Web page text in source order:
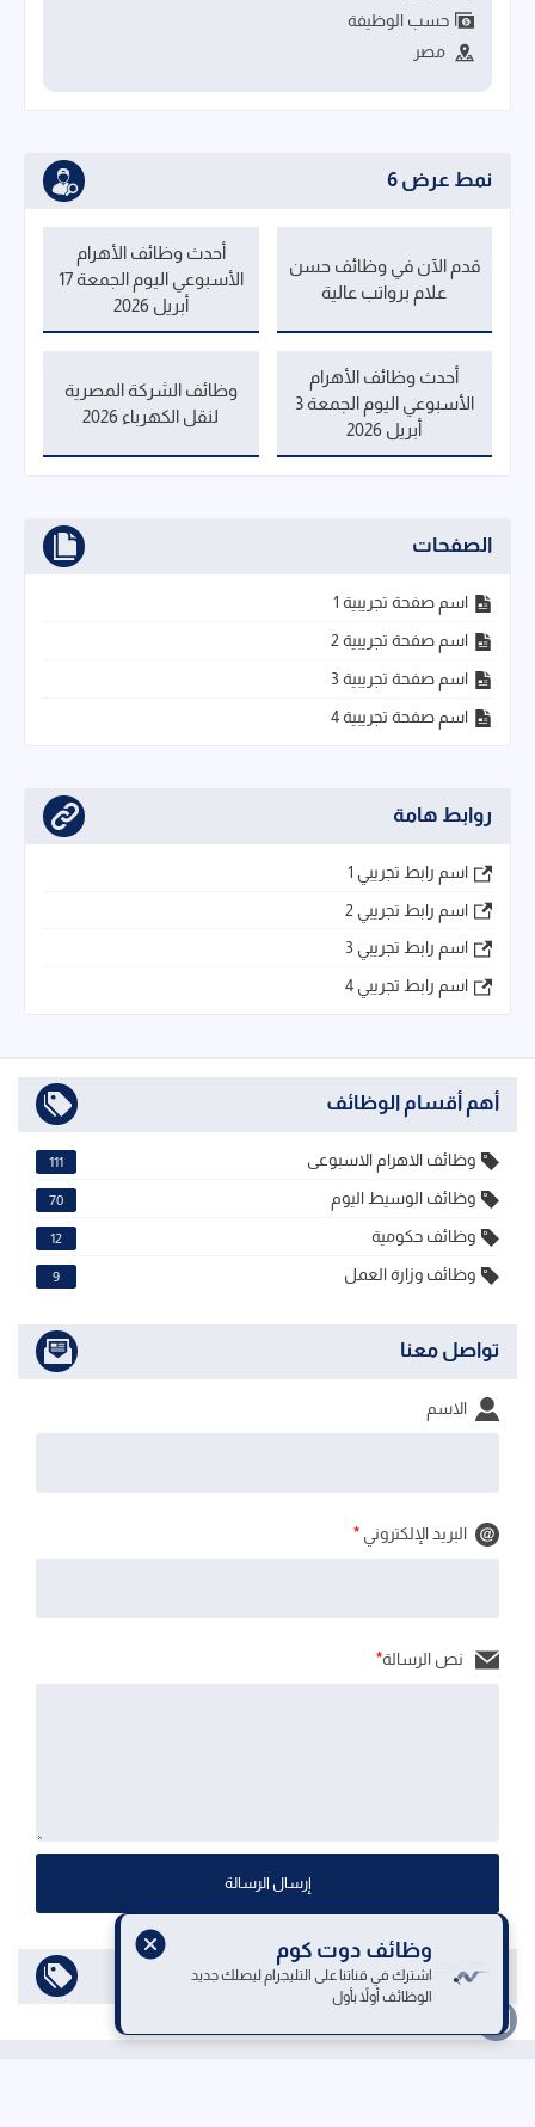
وظائف دوت كوم
اشترك في قناتنا على التليجرام ليصلك جديد
الوظائف أولاً بأول
حسب الوظيفة
مصر
نمط عرض 6
قدم الآن في وظائف حسن
علام برواتب عالية
أحدث وظائف الأهرام
الأسبوعي اليوم الجمعة 17
أبريل 2026
أحدث وظائف الأهرام
الأسبوعي اليوم الجمعة 3
أبريل 2026
وظائف الشركة المصرية
لنقل الكهرباء 2026
الصفحات
اسم صفحة تجريبية 1
اسم صفحة تجريبية 2
اسم صفحة تجريبية 3
اسم صفحة تجريبية 4
روابط هامة
اسم رابط تجريبي 1
اسم رابط تجريبي 2
اسم رابط تجريبي 3
اسم رابط تجريبي 4
أهم أقسام الوظائف
وظائف الاهرام الاسبوعى 111
وظائف الوسيط اليوم 70
وظائف حكومية 12
وظائف وزارة العمل 9
تواصل معنا
الاسم
البريد الإلكتروني *
نص الرسالة*
إرسال الرسالة
اختر مجال